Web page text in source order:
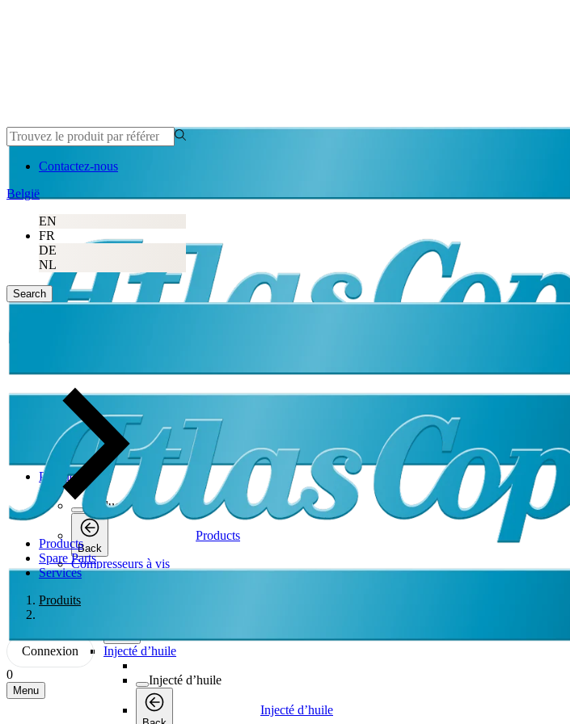
Contactez-nous
België
EN
FR
DE
NL
Search
Products
Spare Parts
Services
Produits
Connexion
0
Menu
Products
Products
Back
Products
Compresseurs à vis
Back
Injecté d’huile
Injecté d’huile
Injecté d’huile